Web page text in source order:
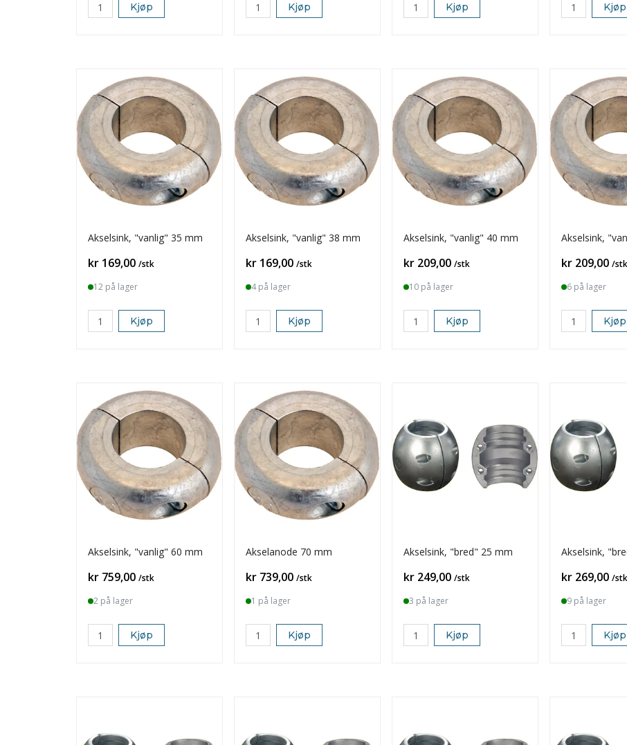
Kjøp Kjøp Kjøp Kjøp
Akselsink, "vanlig" 35 mm
Pris
kr 169,00 /stk
12 på lager
Kjøp
Akselsink, "vanlig" 38 mm
Pris
kr 169,00 /stk
4 på lager
Kjøp
Akselsink, "vanlig" 40 mm
Pris
kr 209,00 /stk
10 på lager
Kjøp
Akselsink,
Pris
kr 209,00 /stk
6 på lager
Kjøp
Akselsink, "vanlig" 60 mm
Pris
kr 759,00 /stk
2 på lager
Kjøp
Akselanode 70 mm
Pris
kr 739,00 /stk
1 på lager
Kjøp
Akselsink, "bred" 25 mm
Pris
kr 249,00 /stk
3 på lager
Kjøp
Akselsink,
Pris
kr 269,00 /stk
9 på lager
Kjøp